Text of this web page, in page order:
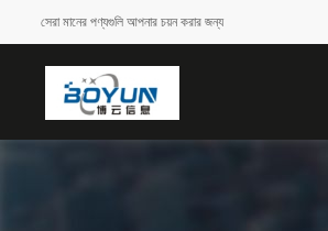
সেরা মানের পণ্যগুলি আপনার চয়ন করার জন্য